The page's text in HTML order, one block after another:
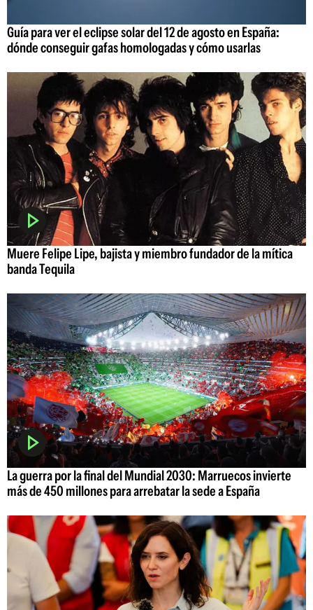
Guía para ver el eclipse solar del 12 de agosto en España:
dónde conseguir gafas homologadas y cómo usarlas
Muere Felipe Lipe, bajista y miembro fundador de la mítica
banda Tequila
La guerra por la final del Mundial 2030: Marruecos invierte
más de 450 millones para arrebatar la sede a España